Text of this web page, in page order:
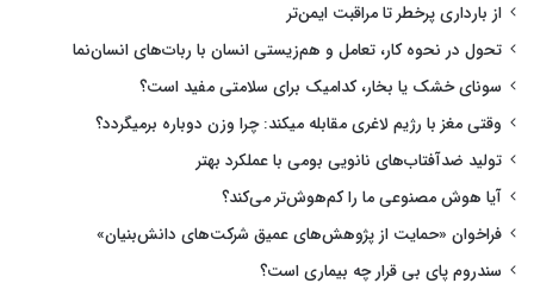
از بارداری پرخطر تا مراقبت ایمن‌تر
تحول در نحوه کار، تعامل و هم‌زیستی انسان با ربات‌های انسان‌نما
سونای خشک یا بخار، کدامیک برای سلامتی مفید است؟
وقتی مغز با رژیم لاغری مقابله میکند: چرا وزن دوباره برمیگردد؟
تولید ضدآفتاب‌های نانویی بومی با عملکرد بهتر
آیا هوش مصنوعی ما را کم‌هوش‌تر می‌کند؟
فراخوان «حمایت از پژوهش‌های عمیق شرکت‌های دانش‌بنیان»
سندروم پای بی قرار چه بیماری است؟